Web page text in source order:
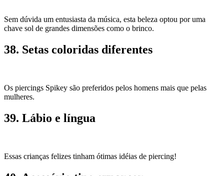
Sem dúvida um entusiasta da música, esta beleza optou por uma
chave sol de grandes dimensões como o brinco.
38. Setas coloridas diferentes
Os piercings Spikey são preferidos pelos homens mais que pelas
mulheres.
39. Lábio e língua
Essas crianças felizes tinham ótimas idéias de piercing!